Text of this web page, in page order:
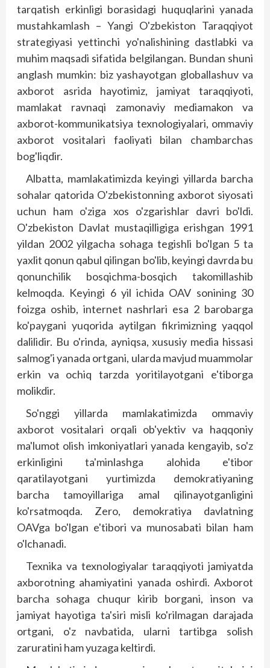
tarqatish erkinligi borasidagi huquqlarini yanada
mustahkamlash – Yangi O'zbekiston Taraqqiyot
strategiyasi yettinchi yo'nalishining dastlabki va
muhim maqsadi sifatida belgilangan. Bundan shuni
anglash mumkin: biz yashayotgan globallashuv va
axborot asrida hayotimiz, jamiyat taraqqiyoti,
mamlakat ravnaqi zamonaviy mediamakon va
axborot-kommunikatsiya texnologiyalari, ommaviy
axborot vositalari faoliyati bilan chambarchas
bog'liqdir.
Albatta, mamlakatimizda keyingi yillarda barcha
sohalar qatorida O'zbekistonning axborot siyosati
uchun ham o'ziga xos o'zgarishlar davri bo'ldi.
O'zbekiston Davlat mustaqilligiga erishgan 1991
yildan 2002 yilgacha sohaga tegishli bo'lgan 5 ta
yaxlit qonun qabul qilingan bo'lib, keyingi davr­­da bu
qonunchilik bosqichma-bosqich takomillashib
kelmoqda. Keyingi 6 yil ichida OAV sonining 30
foizga oshib, internet nashrlari esa 2 barobarga
ko'paygani yuqorida aytilgan fikrimizning yaqqol
dalilidir. Bu o'rinda, ayniqsa, xususiy media hissasi
salmog'i yanada ortgani, ularda mavjud muammolar
erkin va ochiq tarzda yoritilayotgani e'tiborga
molikdir.
So'nggi yillarda mamlakatimizda ommaviy
axborot vositalari orqali ob'yektiv va haqqoniy
ma'lumot olish imkoniyatlari yanada kengayib, so'z
erkinligini ta'minlashga alohida e'tibor
qaratilayotgani yurtimizda demokratiyaning
barcha tamoyillariga amal qilinayotganligini
ko'rsatmoqda. Zero, demokratiya davlatning
OAVga bo'lgan e'tibori va munosabati bilan ham
o'lchanadi.
Texnika va texnologiyalar taraqqiyoti jamiyatda
axborotning ahamiyatini yanada oshirdi. Axborot
barcha sohaga chuqur kirib borgani, inson va
jamiyat hayotiga ta'siri misli ko'rilmagan darajada
ortgani, o'z navbatida, ularni tartibga solish
zaruratini ham yuzaga keltirdi.